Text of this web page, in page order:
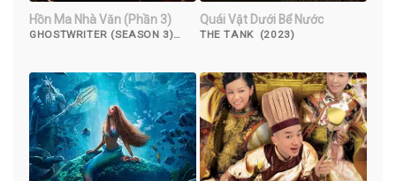
Hồn Ma Nhà Văn (Phần 3)
GHOSTWRITER (SEASON 3)
Quái Vật Dưới Bể Nước
THE TANK (2023)